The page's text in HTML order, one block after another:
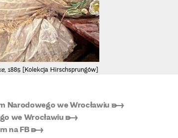
, 1885 [Kolekcja Hirschsprungów]
Narodowego we Wrocławiu ➸
we Wrocławiu ➸
na FB ➸